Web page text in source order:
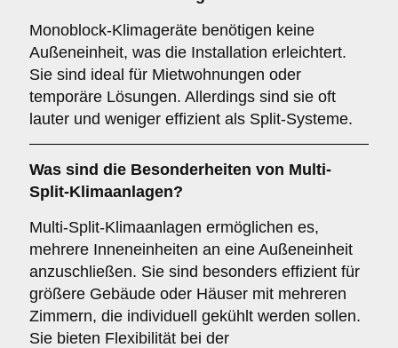
Monoblock-Klimageräte benötigen keine
Außeneinheit, was die Installation erleichtert.
Sie sind ideal für Mietwohnungen oder
temporäre Lösungen. Allerdings sind sie oft
lauter und weniger effizient als Split-Systeme.
Was sind die Besonderheiten von Multi-
Split-Klimaanlagen?
Multi-Split-Klimaanlagen ermöglichen es,
mehrere Inneneinheiten an eine Außeneinheit
anzuschließen. Sie sind besonders effizient für
größere Gebäude oder Häuser mit mehreren
Zimmern, die individuell gekühlt werden sollen.
Sie bieten Flexibilität bei der